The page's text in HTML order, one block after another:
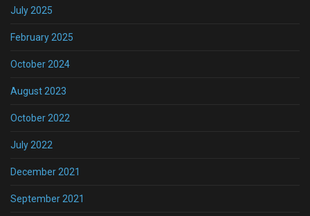
July 2025
February 2025
October 2024
August 2023
October 2022
July 2022
December 2021
September 2021